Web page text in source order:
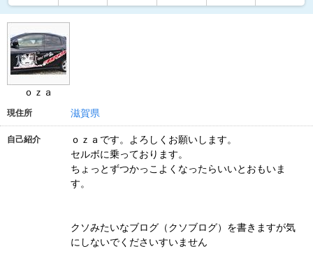
ｏｚａ
現住所 滋賀県
自己紹介
ｏｚａです。よろしくお願いします。
セルボに乗っております。
ちょっとずつかっこよくなったらいいとおもいま
す。
クソみたいなブログ（クソブログ）を書きますが気
にしないでくださいすいません